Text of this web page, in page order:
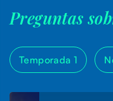
Preguntas
Temporada 1